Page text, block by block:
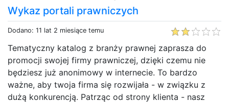
Wykaz portali prawniczych
Dodano: 11 lat 2 miesiące temu
Tematyczny katalog z branży prawnej zaprasza do
promocji swojej firmy prawniczej, dzięki czemu nie
będziesz już anonimowy w internecie. To bardzo
ważne, aby twoja firma się rozwijała - w związku z
dużą konkurencją. Patrząc od strony klienta - nasz